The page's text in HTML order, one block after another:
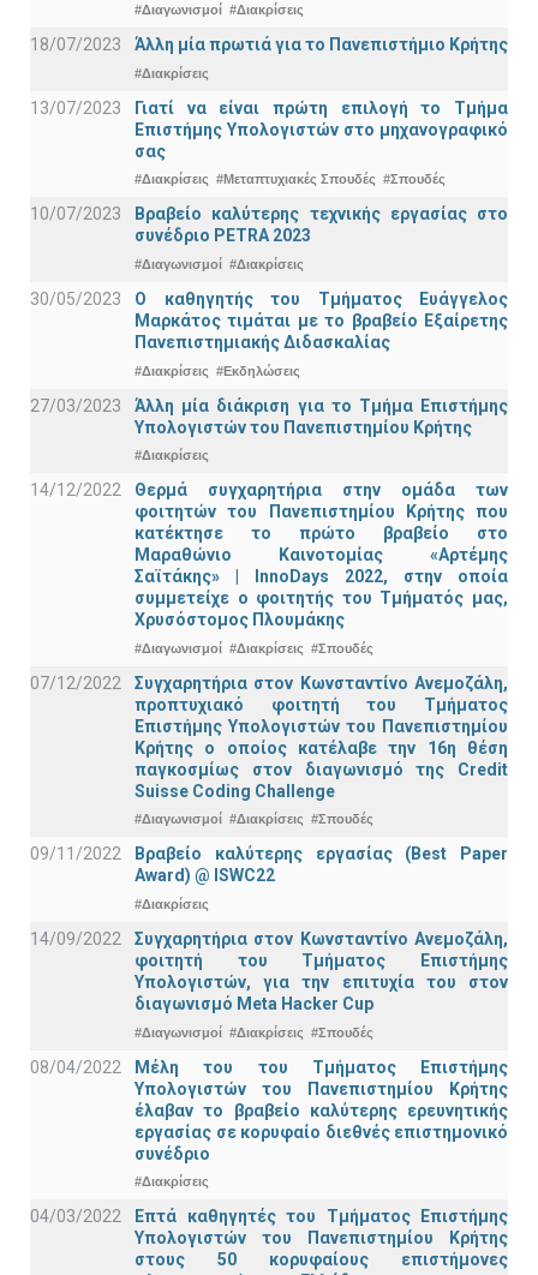
#Διαγωνισμοί #Διακρίσεις
18/07/2023 Άλλη μία πρωτιά για το Πανεπιστήμιο Κρήτης
#Διακρίσεις
13/07/2023
Γιατί να είναι πρώτη επιλογή το Τμήμα
Επιστήμης Υπολογιστών στο μηχανογραφικό
σας
#Διακρίσεις #Μεταπτυχιακές Σπουδές #Σπουδές
10/07/2023
Βραβείο καλύτερης τεχνικής εργασίας στο
συνέδριο PETRA 2023
#Διαγωνισμοί #Διακρίσεις
30/05/2023
Ο καθηγητής του Τμήματος Ευάγγελος
Μαρκάτος τιμάται με το βραβείο Εξαίρετης
Πανεπιστημιακής Διδασκαλίας
#Διακρίσεις #Εκδηλώσεις
27/03/2023
Άλλη μία διάκριση για το Τμήμα Επιστήμης
Υπολογιστών του Πανεπιστημίου Κρήτης
#Διακρίσεις
14/12/2022
Θερμά συγχαρητήρια στην ομάδα των
φοιτητών του Πανεπιστημίου Κρήτης που
κατέκτησε το πρώτο βραβείο στο
Μαραθώνιο Καινοτομίας «Αρτέμης
Σαϊτάκης» | InnoDays 2022, στην οποία
συμμετείχε ο φοιτητής του Τμήματός μας,
Χρυσόστομος Πλουμάκης
#Διαγωνισμοί #Διακρίσεις #Σπουδές
07/12/2022
Συγχαρητήρια στον Κωνσταντίνο Ανεμοζάλη,
προπτυχιακό φοιτητή του Τμήματος
Επιστήμης Υπολογιστών του Πανεπιστημίου
Κρήτης ο οποίος κατέλαβε την 16η θέση
παγκοσμίως στον διαγωνισμό της Credit
Suisse Coding Challenge
#Διαγωνισμοί #Διακρίσεις #Σπουδές
09/11/2022
Βραβείο καλύτερης εργασίας (Best Paper
Award) @ ISWC22
#Διακρίσεις
14/09/2022
Συγχαρητήρια στον Κωνσταντίνο Ανεμοζάλη,
φοιτητή του Τμήματος Επιστήμης
Υπολογιστών, για την επιτυχία του στον
διαγωνισμό Meta Hacker Cup
#Διαγωνισμοί #Διακρίσεις #Σπουδές
08/04/2022
Μέλη του του Τμήματος Επιστήμης
Υπολογιστών του Πανεπιστημίου Κρήτης
έλαβαν το βραβείο καλύτερης ερευνητικής
εργασίας σε κορυφαίο διεθνές επιστημονικό
συνέδριο
#Διακρίσεις
04/03/2022
Επτά καθηγητές του Τμήματος Επιστήμης
Υπολογιστών του Πανεπιστημίου Κρήτης
στους 50 κορυφαίους επιστήμονες